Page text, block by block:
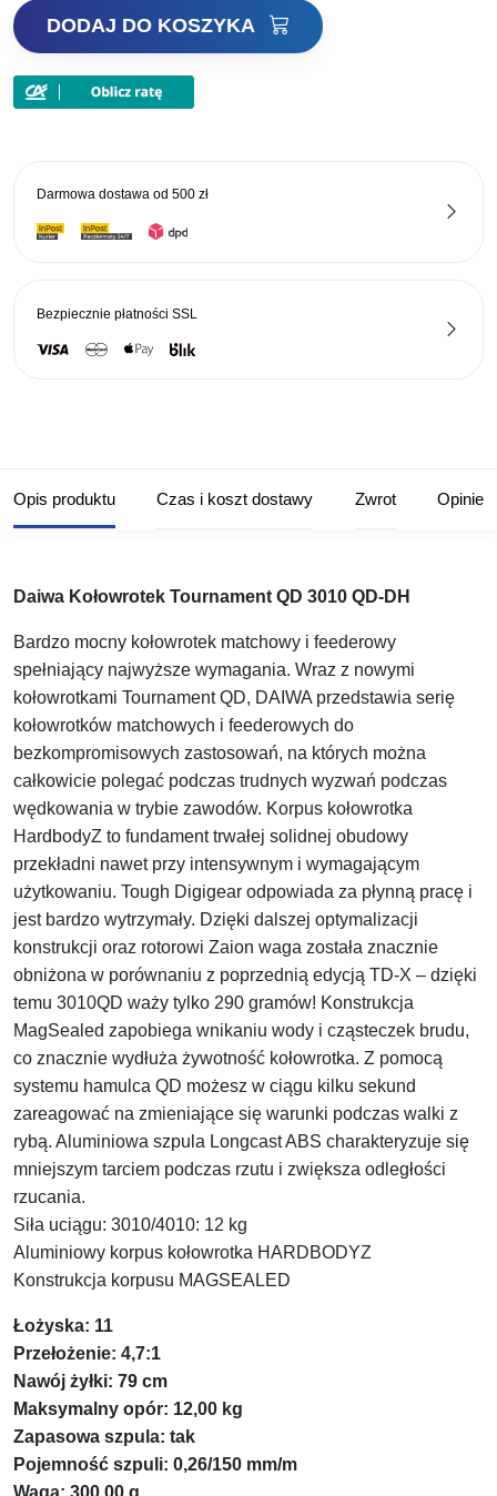
ilość
Daiwa
Tournament
DH
DODAJ DO KOSZYKA
Darmowa dostawa od 500 zł
Bezpiecznie płatności SSL
Opis produktu Czas i koszt dostawy Zwrot Opinie
Daiwa Kołowrotek Tournament QD 3010 QD-DH
Bardzo mocny kołowrotek matchowy i feederowy
spełniający najwyższe wymagania. Wraz z nowymi
kołowrotkami Tournament QD, DAIWA przedstawia serię
kołowrotków matchowych i feederowych do
bezkompromisowych zastosowań, na których można
całkowicie polegać podczas trudnych wyzwań podczas
wędkowania w trybie zawodów. Korpus kołowrotka
HardbodyZ to fundament trwałej solidnej obudowy
przekładni nawet przy intensywnym i wymagającym
użytkowaniu. Tough Digigear odpowiada za płynną pracę i
jest bardzo wytrzymały. Dzięki dalszej optymalizacji
konstrukcji oraz rotorowi Zaion waga została znacznie
obniżona w porównaniu z poprzednią edycją TD-X – dzięki
temu 3010QD waży tylko 290 gramów! Konstrukcja
MagSealed zapobiega wnikaniu wody i cząsteczek brudu,
co znacznie wydłuża żywotność kołowrotka. Z pomocą
systemu hamulca QD możesz w ciągu kilku sekund
zareagować na zmieniające się warunki podczas walki z
rybą. Aluminiowa szpula Longcast ABS charakteryzuje się
mniejszym tarciem podczas rzutu i zwiększa odległości
rzucania.
Siła uciągu: 3010/4010: 12 kg
Aluminiowy korpus kołowrotka HARDBODYZ
Konstrukcja korpusu MAGSEALED
Łożyska: 11
Przełożenie: 4,7:1
Nawój żyłki: 79 cm
Maksymalny opór: 12,00 kg
Zapasowa szpula: tak
Pojemność szpuli: 0,26/150 mm/m